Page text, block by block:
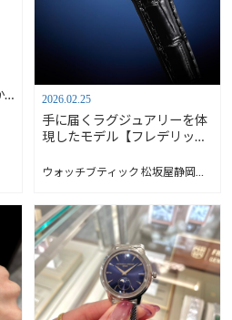
2026.02.25
手に届くラグジュアリーを体
現したモデル【フレデリッ
ウォッチブティック 松坂屋静岡店 Blog